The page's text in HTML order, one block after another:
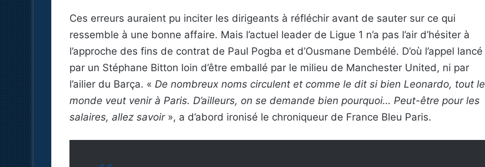
Ces erreurs auraient pu inciter les dirigeants à réfléchir avant de sauter sur ce qui
ressemble à une bonne affaire. Mais l’actuel leader de Ligue 1 n’a pas l’air d’hésiter à
l’approche des fins de contrat de Paul Pogba et d’Ousmane Dembélé. D’où l’appel lancé
par un Stéphane Bitton loin d’être emballé par le milieu de Manchester United, ni par
l’ailier du Barça. « De nombreux noms circulent et comme le dit si bien Leonardo, tout le
monde veut venir à Paris. D’ailleurs, on se demande bien pourquoi… Peut-être pour les
salaires, allez savoir », a d’abord ironisé le chroniqueur de France Bleu Paris.